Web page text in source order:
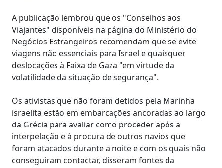
A publicação lembrou que os "Conselhos aos
Viajantes" disponíveis na página do Ministério do
Negócios Estrangeiros recomendam que se evite
viagens não essenciais para Israel e quaisquer
deslocações à Faixa de Gaza "em virtude da
volatilidade da situação de segurança".
Os ativistas que não foram detidos pela Marinha
israelita estão em embarcações ancoradas ao largo
da Grécia para avaliar como proceder após a
interpelação e à procura de outros navios que
foram atacados durante a noite e com os quais não
conseguiram contactar, disseram fontes da